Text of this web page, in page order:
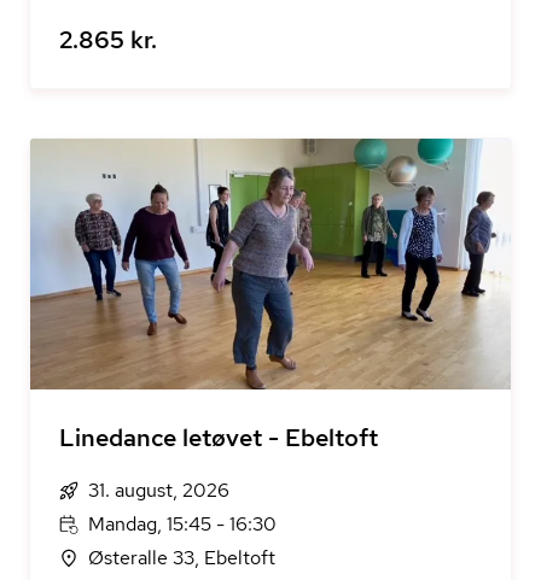
2.865 kr.
Linedance letøvet - Ebeltoft
31. august, 2026
Mandag, 15:45 - 16:30
Østeralle 33, Ebeltoft